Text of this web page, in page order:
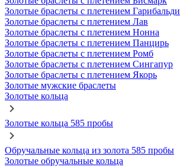
Золотые браслеты с плетением Гарибальди
Золотые браслеты с плетением Лав
Золотые браслеты с плетением Нонна
Золотые браслеты с плетением Панцирь
Золотые браслеты с плетением Ромб
Золотые браслеты с плетением Сингапур
Золотые браслеты с плетением Якорь
Золотые мужские браслеты
Золотые кольца
Золотые кольца 585 пробы
Обручальные кольца из золота 585 пробы
Золотые обручальные кольца